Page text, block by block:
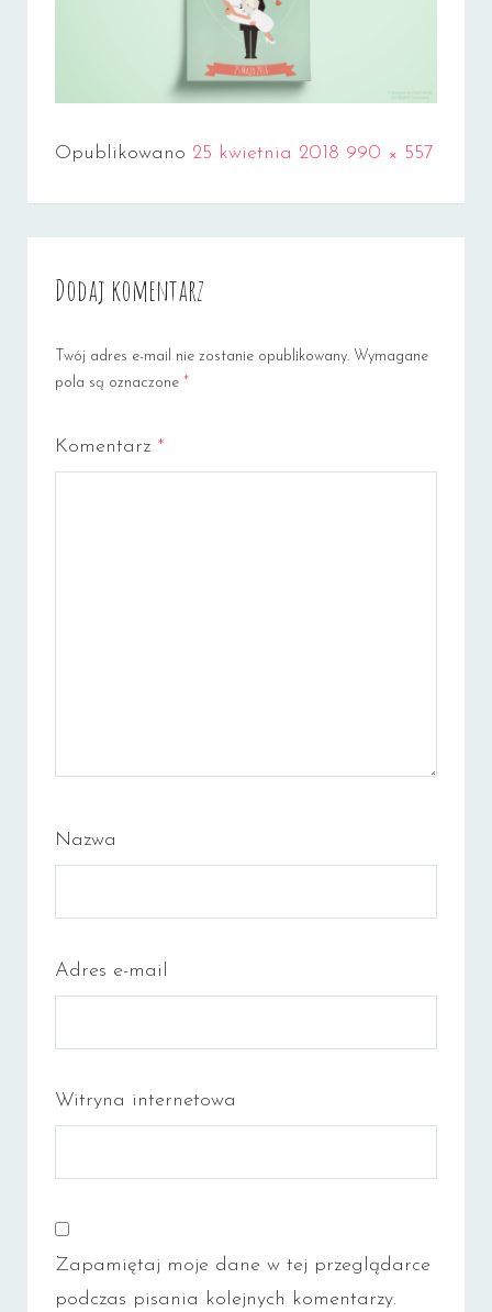
Opublikowano 25 kwietnia 2018 Full
990 × 557
Dodaj komentarz
Twój adres e-mail nie zostanie opublikowany. Wymagane
pola są oznaczone *
Komentarz *
Nazwa
Adres e-mail
Witryna internetowa
Zapamiętaj moje dane w tej przeglądarce
podczas pisania kolejnych komentarzy.